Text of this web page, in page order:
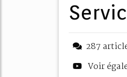
287
Voir